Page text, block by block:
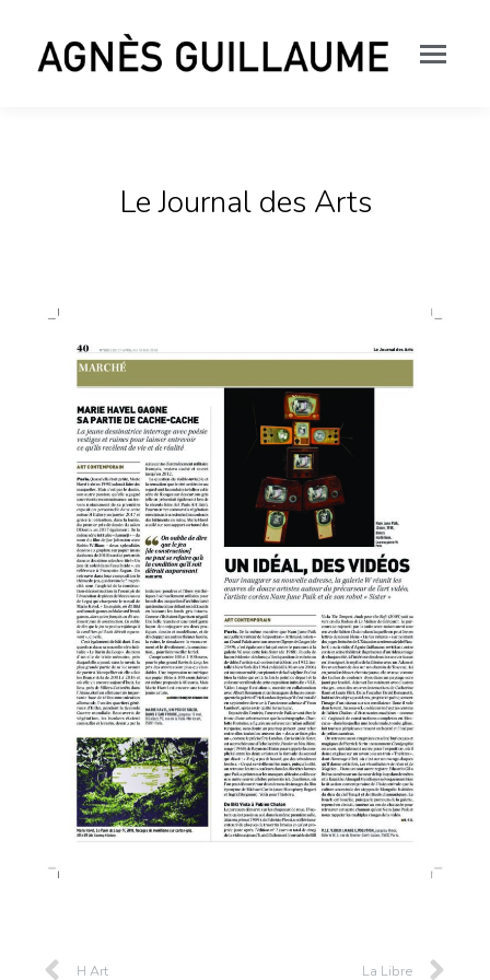
Le Journal des Arts
H Art La Libre